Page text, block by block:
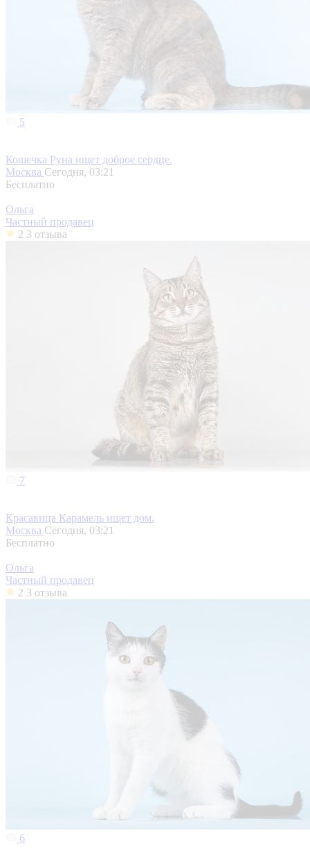
5
Кошечка Руна ищет доброе сердце.
Москва Сегодня, 03:21
Бесплатно
Ольга
Частный продавец
2 3 отзыва
7
Красавица Карамель ищет дом.
Москва Сегодня, 03:21
Бесплатно
Ольга
Частный продавец
2 3 отзыва
6